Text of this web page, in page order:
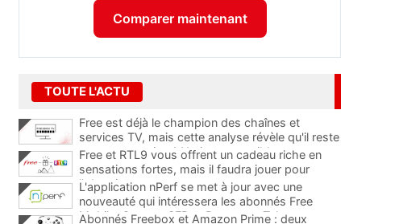
Comparer maintenant
TOUTE L'ACTU
Free est déjà le champion des chaînes et
services TV, mais cette analyse révèle qu'il reste
encore au moins 141 ajouts possibles
Free et RTL9 vous offrent un cadeau riche en
sensations fortes, mais il faudra jouer pour
l'obtenir
L'application nPerf se met à jour avec une
nouveauté qui intéressera les abonnés Free
Mobile, Orange, SFR et Bouygues Telecom
Abonnés Freebox et Amazon Prime : deux